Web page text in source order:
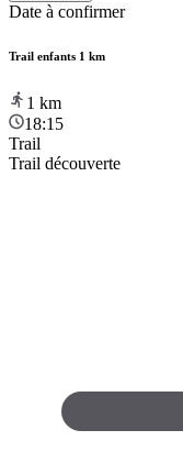
Date à confirmer
Trail enfants 1 km
1 km
18:15
Trail
Trail découverte